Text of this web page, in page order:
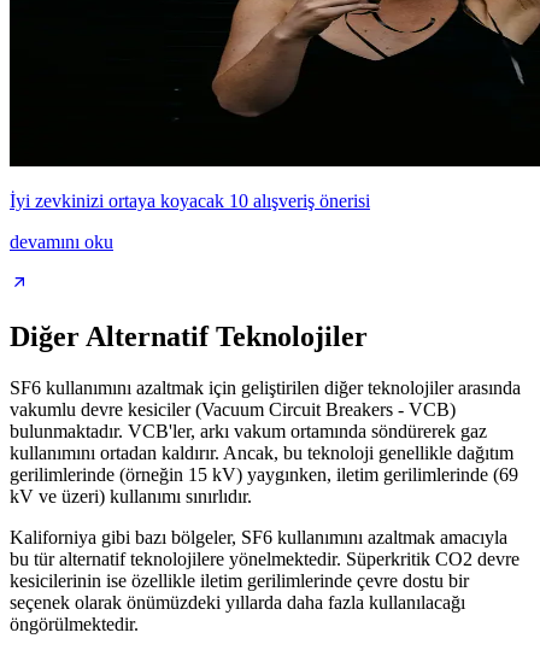
İyi zevkinizi ortaya koyacak 10 alışveriş önerisi
devamını oku
Diğer Alternatif Teknolojiler
SF6 kullanımını azaltmak için geliştirilen diğer teknolojiler arasında
vakumlu devre kesiciler (Vacuum Circuit Breakers - VCB)
bulunmaktadır. VCB'ler, arkı vakum ortamında söndürerek gaz
kullanımını ortadan kaldırır. Ancak, bu teknoloji genellikle dağıtım
gerilimlerinde (örneğin 15 kV) yaygınken, iletim gerilimlerinde (69
kV ve üzeri) kullanımı sınırlıdır.
Kaliforniya gibi bazı bölgeler, SF6 kullanımını azaltmak amacıyla
bu tür alternatif teknolojilere yönelmektedir. Süperkritik CO2 devre
kesicilerinin ise özellikle iletim gerilimlerinde çevre dostu bir
seçenek olarak önümüzdeki yıllarda daha fazla kullanılacağı
öngörülmektedir.